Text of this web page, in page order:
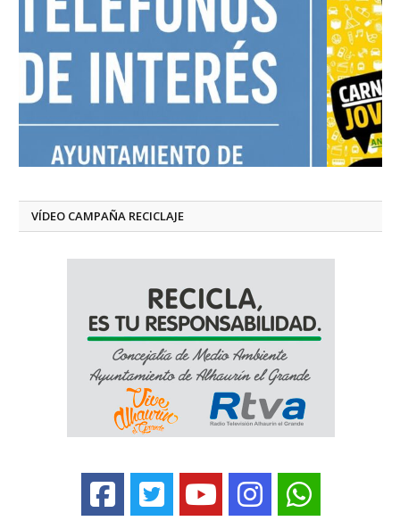
VÍDEO CAMPAÑA RECICLAJE